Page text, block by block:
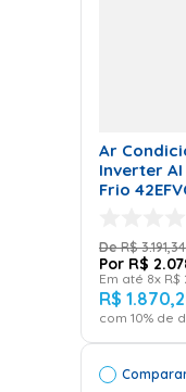
Ar
Inverter
Frio
R$ 3.191,34
R$ 2.
Em até 8x R$
R$ 1.870,
com 10% de